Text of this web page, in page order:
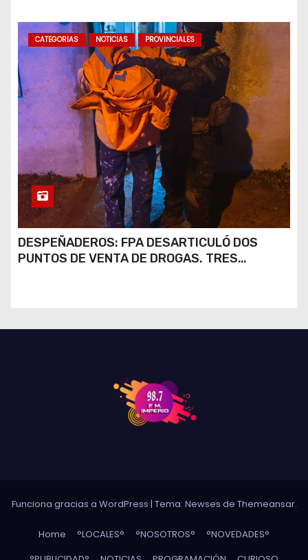
CATEGORIAS NOTICIAS PROVINCIALES
DESPEÑADEROS: FPA DESARTICULÓ DOS
PUNTOS DE VENTA DE DROGAS. TRES
Funciona gracias a WordPress | Tema: Newses de Themeansar.
Home °LOCALES° °NOSOTROS°
°NOVEDADES°